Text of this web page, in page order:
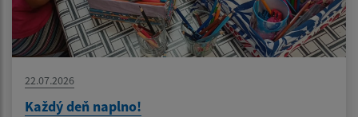
22.07.2026
Každý deň naplno!